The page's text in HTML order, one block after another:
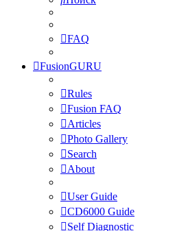
FAQ
FusionGURU
Rules
Fusion FAQ
Articles
Photo Gallery
Search
About
User Guide
CD6000 Guide
Self Diagnostic